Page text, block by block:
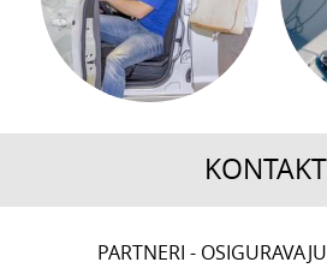
PARTNERI -